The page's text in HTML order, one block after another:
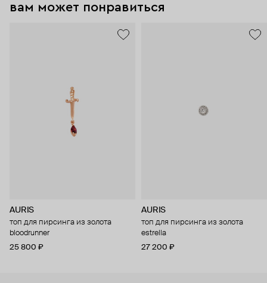
вам может понравиться
AURIS
топ для пирсинга из золота
bloodrunner
25 800 ₽
AURIS
топ для пирсинга из золота
estrella
27 200 ₽